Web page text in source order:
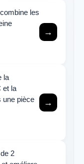
les
→
la
et la
une pièce
→
2